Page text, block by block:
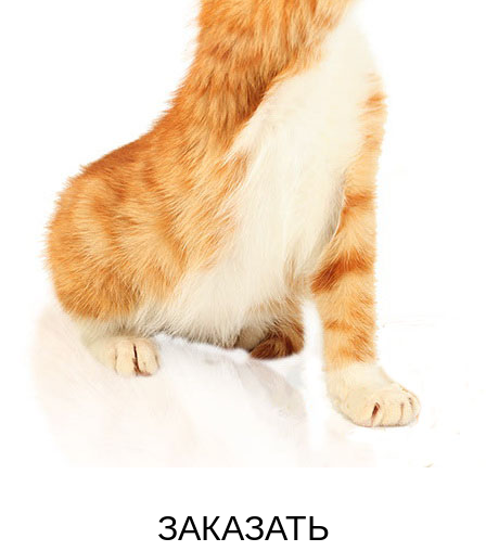
ЗАКАЗАТЬ